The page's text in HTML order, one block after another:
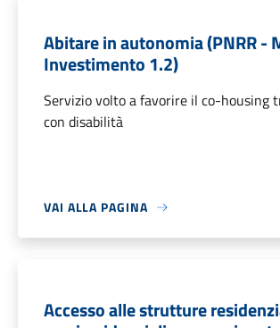
Abitare in autonomia (PNRR -
Investimento 1.2)
Servizio volto a favorire il co-housing
con disabilità
VAI ALLA PAGINA
Accesso alle strutture